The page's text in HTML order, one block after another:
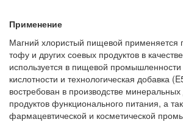
Применение
Магний хлористый пищевой применяется
тофу и других соевых продуктов в
используется в пищевой промышленности
кислотности и технологическая добавка
востребован в производстве минеральных
продуктов функционального питания, а
фармацевтической и косметической